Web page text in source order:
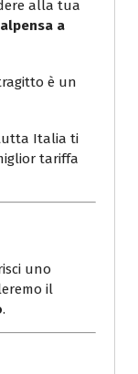
alla tua
a
è un
tutta Italia ti
tariffa
uno
il
.